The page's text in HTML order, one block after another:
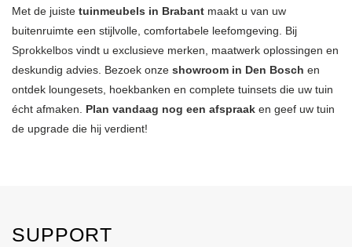
Met de juiste tuinmeubels in Brabant maakt u van uw
buitenruimte een stijlvolle, comfortabele leefomgeving. Bij
Sprokkelbos vindt u exclusieve merken, maatwerk oplossingen en
deskundig advies. Bezoek onze showroom in Den Bosch en
ontdek loungesets, hoekbanken en complete tuinsets die uw tuin
écht afmaken. Plan vandaag nog een afspraak en geef uw tuin
de upgrade die hij verdient!
SUPPORT